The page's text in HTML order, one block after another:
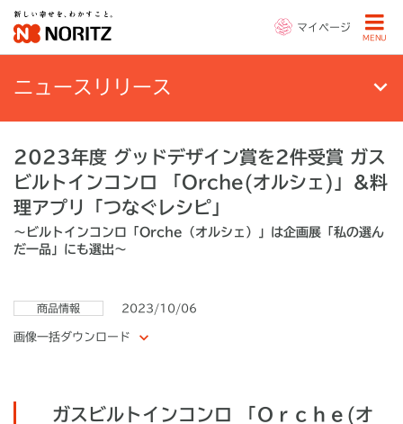
マイページ
MENU
ニュースリリース
2023年度 グッドデザイン賞を2件受賞 ガス
ビルトインコンロ 「Orche(オルシェ)」＆料
理アプリ「つなぐレシピ」
～ビルトインコンロ「Orche（オルシェ）」は企画展「私の選ん
だ一品」にも選出～
商品情報 2023/10/06
画像一括ダウンロード
ガスビルトインコンロ 「Ｏｒｃｈｅ(オ